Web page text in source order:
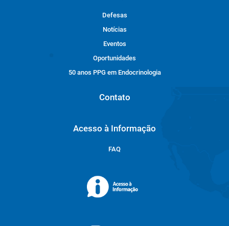
Defesas
Notícias
Eventos
Oportunidades
50 anos PPG em Endocrinologia
Contato
Acesso à Informação
FAQ